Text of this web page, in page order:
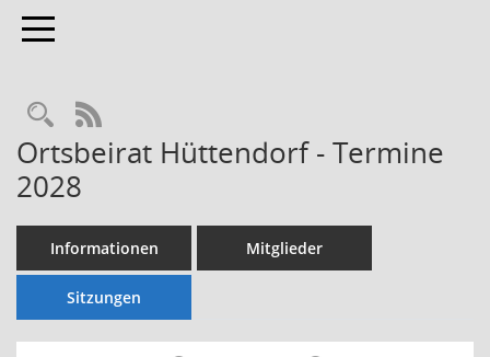
Toggle navigation
Rechercheauswahl
RSS-Feed
Ortsbeirat Hüttendorf - Termine
2028
Informationen Mitglieder
Sitzungen